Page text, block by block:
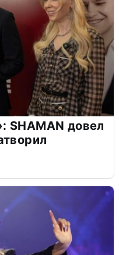
SHAMAN довел